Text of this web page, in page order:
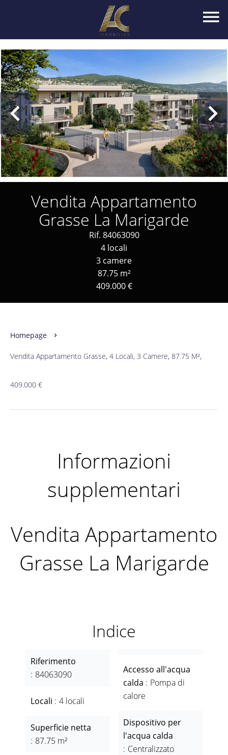
Vendita Appartamento
Grasse La Marigarde
Rif. 84063090
4 locali
3 camere
87.75 m²
409.000 €
Homepage
Vendita Appartamento Grasse, 4 Locali, 3 Camere, 87.75 M²,
409.000 €
Informazioni
supplementari
Vendita Appartamento
Grasse La Marigarde
Indice
Riferimento
84063090
Locali 4 locali
Superficie netta
87.75 m²
Accesso all'acqua
calda
Pompa di
calore
Dispositivo per
l'acqua calda
Centralizzato